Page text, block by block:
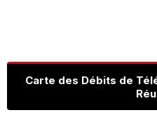
Carte des Débits de